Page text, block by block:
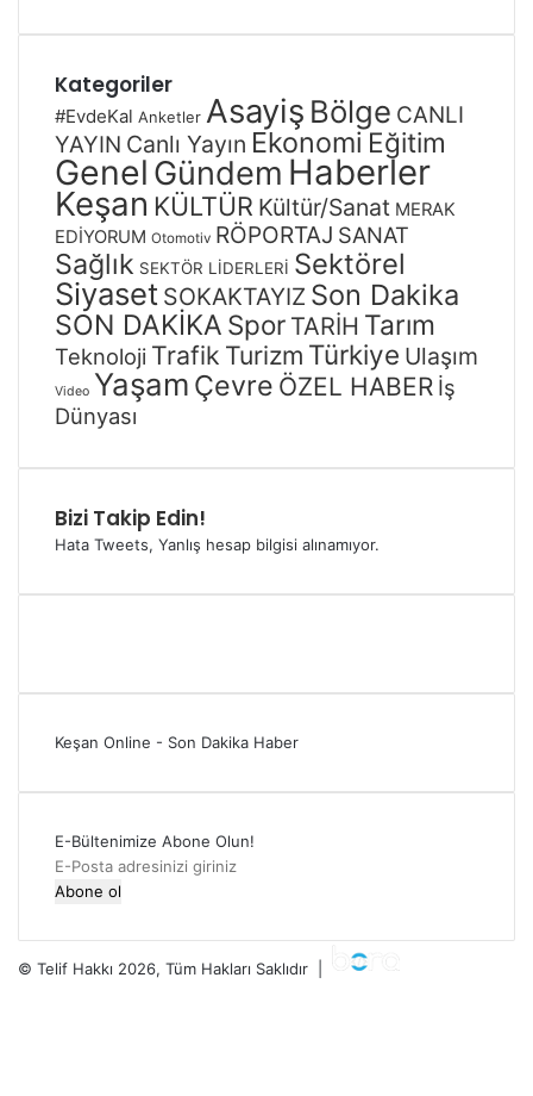
Kategoriler
#EvdeKal Anketler Asayiş Bölge CANLI
YAYIN Canlı Yayın Ekonomi Eğitim
Genel Gündem Haberler
Keşan KÜLTÜR Kültür/Sanat MERAK
EDİYORUM Otomotiv RÖPORTAJ SANAT
Sağlık SEKTÖR LİDERLERİ Sektörel
Siyaset SOKAKTAYIZ Son Dakika
SON DAKİKA Spor TARİH Tarım
Teknoloji Trafik Turizm Türkiye Ulaşım
Video Yaşam Çevre ÖZEL HABER İş
Dünyası
Bizi Takip Edin!
Hata Tweets, Yanlış hesap bilgisi alınamıyor.
Keşan Online - Son Dakika Haber
E-Bültenimize Abone Olun!
E-
Posta
giriniz
© Telif Hakkı 2026, Tüm Hakları Saklıdır |